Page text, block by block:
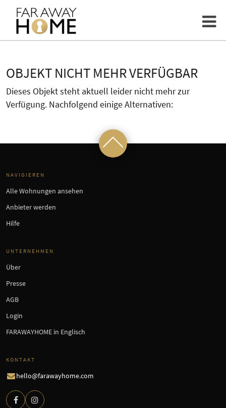
OBJEKT NICHT MEHR VERFÜGBAR
Dieses Objekt steht aktuell leider nicht mehr zur
Verfügung. Nachfolgend einige Alternativen:
NAVIGIEREN
Alle Wohnungen ansehen
Anbieter werden
Hilfe
UNTERNEHMEN
Über
Presse
AGB
Login
FARAWAYHOME in Englisch
KONTAKT
hello@farawayhome.com